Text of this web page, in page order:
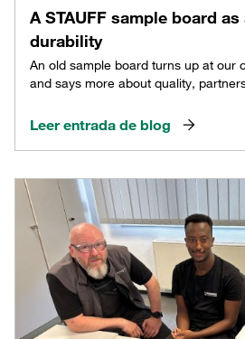
A STAUFF sample board
durability
An old sample board turns up at our
and says more about quality,
Leer entrada de blog